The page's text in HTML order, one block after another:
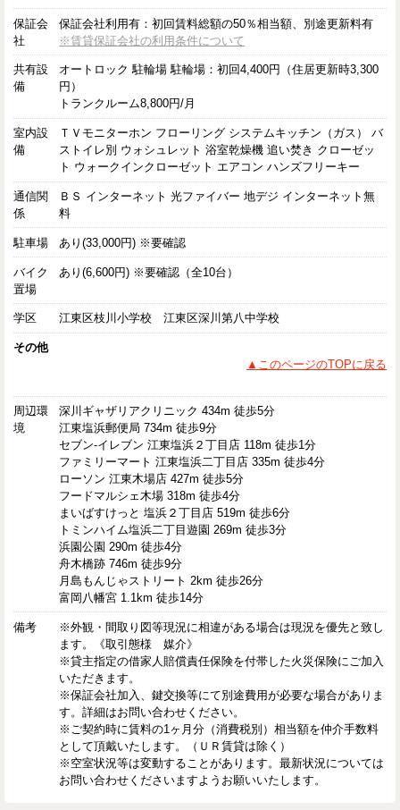
保証会
社
保証会社利用有：初回賃料総額の50％相当額、別途更新料有
※賃貸保証会社の利用条件について
共有設
備
オートロック 駐輪場 駐輪場：初回4,400円（住居更新時3,300
円）
トランクルーム8,800円/月
室内設
備
ＴＶモニターホン フローリング システムキッチン（ガス） バ
ストイレ別 ウォシュレット 浴室乾燥機 追い焚き クローゼッ
ト ウォークインクローゼット エアコン ハンズフリーキー
通信関
係
ＢＳ インターネット 光ファイバー 地デジ インターネット無
料
駐車場 あり(33,000円) ※要確認
バイク
置場
あり(6,600円) ※要確認（全10台）
学区 江東区枝川小学校 江東区深川第八中学校
その他
▲このページのTOPに戻る
周辺環
境
深川ギャザリアクリニック 434m 徒歩5分
江東塩浜郵便局 734m 徒歩9分
セブン-イレブン 江東塩浜２丁目店 118m 徒歩1分
ファミリーマート 江東塩浜二丁目店 335m 徒歩4分
ローソン 江東木場店 427m 徒歩5分
フードマルシェ木場 318m 徒歩4分
まいばすけっと 塩浜２丁目店 519m 徒歩6分
トミンハイム塩浜二丁目遊園 269m 徒歩3分
浜園公園 290m 徒歩4分
舟木橋跡 746m 徒歩9分
月島もんじゃストリート 2km 徒歩26分
富岡八幡宮 1.1km 徒歩14分
備考
※外観・間取り図等現況に相違がある場合は現況を優先と致し
ます。《取引態様 媒介》
※貸主指定の借家人賠償責任保険を付帯した火災保険にご加入
いただきます。
※保証会社加入、鍵交換等にて別途費用が必要な場合がありま
す。詳細はお問い合わせください。
※ご契約時に賃料の1ヶ月分（消費税別）相当額を仲介手数料
として頂戴いたします。（ＵＲ賃貸は除く）
※空室状況等は変動することがあります。最新状況については
お問い合わせくださいますようお願いいたします。